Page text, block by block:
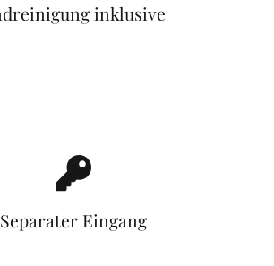
inklusive
Separater Eingang